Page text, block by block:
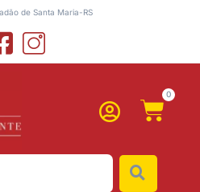
de Santa Maria-RS
0